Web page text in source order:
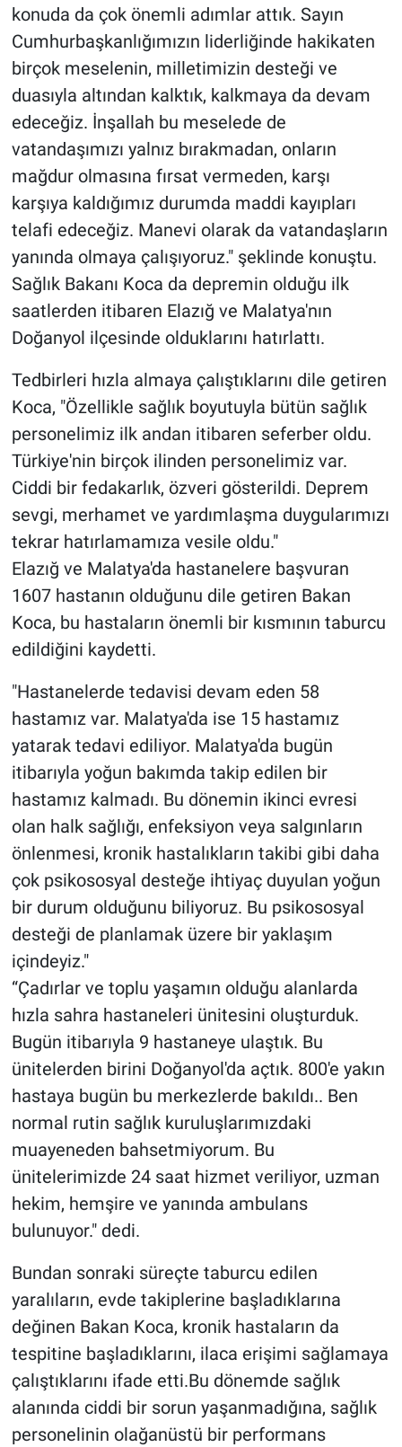
konuda da çok önemli adımlar attık. Sayın
Cumhurbaşkanlığımızın liderliğinde hakikaten
birçok meselenin, milletimizin desteği ve
duasıyla altından kalktık, kalkmaya da devam
edeceğiz. İnşallah bu meselede de
vatandaşımızı yalnız bırakmadan, onların
mağdur olmasına fırsat vermeden, karşı
karşıya kaldığımız durumda maddi kayıpları
telafi edeceğiz. Manevi olarak da vatandaşların
yanında olmaya çalışıyoruz." şeklinde konuştu.
Sağlık Bakanı Koca da depremin olduğu ilk
saatlerden itibaren Elazığ ve Malatya'nın
Doğanyol ilçesinde olduklarını hatırlattı.
Tedbirleri hızla almaya çalıştıklarını dile getiren
Koca, "Özellikle sağlık boyutuyla bütün sağlık
personelimiz ilk andan itibaren seferber oldu.
Türkiye'nin birçok ilinden personelimiz var.
Ciddi bir fedakarlık, özveri gösterildi. Deprem
sevgi, merhamet ve yardımlaşma duygularımızı
tekrar hatırlamamıza vesile oldu."
Elazığ ve Malatya'da hastanelere başvuran
1607 hastanın olduğunu dile getiren Bakan
Koca, bu hastaların önemli bir kısmının taburcu
edildiğini kaydetti.
"Hastanelerde tedavisi devam eden 58
hastamız var. Malatya'da ise 15 hastamız
yatarak tedavi ediliyor. Malatya'da bugün
itibarıyla yoğun bakımda takip edilen bir
hastamız kalmadı. Bu dönemin ikinci evresi
olan halk sağlığı, enfeksiyon veya salgınların
önlenmesi, kronik hastalıkların takibi gibi daha
çok psikososyal desteğe ihtiyaç duyulan yoğun
bir durum olduğunu biliyoruz. Bu psikososyal
desteği de planlamak üzere bir yaklaşım
içindeyiz."
“Çadırlar ve toplu yaşamın olduğu alanlarda
hızla sahra hastaneleri ünitesini oluşturduk.
Bugün itibarıyla 9 hastaneye ulaştık. Bu
ünitelerden birini Doğanyol'da açtık. 800'e yakın
hastaya bugün bu merkezlerde bakıldı.. Ben
normal rutin sağlık kuruluşlarımızdaki
muayeneden bahsetmiyorum. Bu
ünitelerimizde 24 saat hizmet veriliyor, uzman
hekim, hemşire ve yanında ambulans
bulunuyor." dedi.
Bundan sonraki süreçte taburcu edilen
yaralıların, evde takiplerine başladıklarına
değinen Bakan Koca, kronik hastaların da
tespitine başladıklarını, ilaca erişimi sağlamaya
çalıştıklarını ifade etti.Bu dönemde sağlık
alanında ciddi bir sorun yaşanmadığına, sağlık
personelinin olağanüstü bir performans